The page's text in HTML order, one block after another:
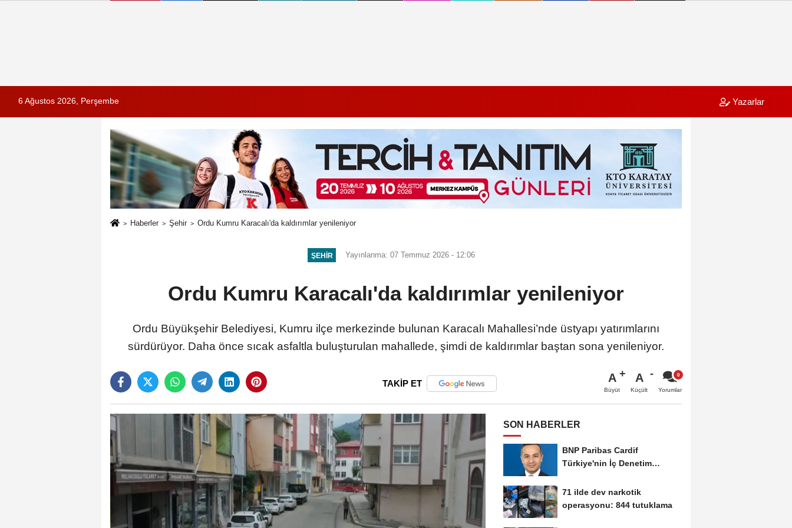
6 Ağustos 2026, Perşembe Yazarlar
Haberler Şehir Ordu Kumru Karacalı'da kaldırımlar yenileniyor
ŞEHIR Yayınlanma: 07 Temmuz 2026 - 12:06
Ordu Kumru Karacalı'da kaldırımlar yenileniyor
Ordu Büyükşehir Belediyesi, Kumru ilçe merkezinde bulunan Karacalı Mahallesi’nde üstyapı yatırımlarını
sürdürüyor. Daha önce sıcak asfaltla buluşturulan mahallede, şimdi de kaldırımlar baştan sona yenileniyor.
TAKİP ET A
Büyüt
A
Küçült Yorumlar
SON HABERLER
BNP Paribas Cardif
Türkiye'nin İç Denetim
71 ilde dev narkotik
operasyonu: 844 tutuklama